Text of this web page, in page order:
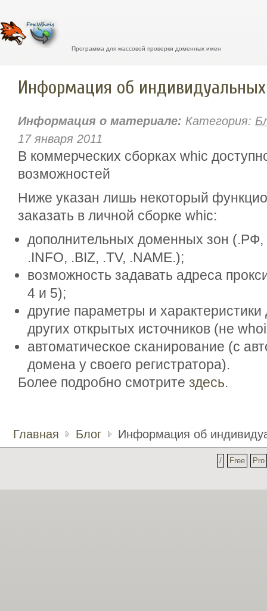
Программа для массовой проверки доменных имен
Информация об индивидуальных
Информация о материале: Категория:
17 января 2011
В коммерческих сборках whic
возможностей
Ниже указан лишь некоторый
заказать в личной сборке whic:
дополнительных доменных зон (.РФ,
.INFO, .BIZ, .TV, .NAME.);
возможность задавать адреса
4 и 5);
другие параметры и
других открытых источников (не
автоматическое сканирование (с
домена у своего регистратора).
Более подробно смотрите здесь.
Главная Блог Информация об
/ Free Pro